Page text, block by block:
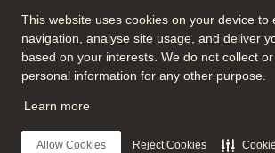
This website uses cookies on your device to
navigation, analyse site usage, and deliver
based on your interests. We do not collect
personal information for any other purpose.
Learn more
Allow Cookies Reject Cookies
Únase a la
Siga todos los canales sociales oficiales
© 2026 Everpure, Inc. Todos los derechos